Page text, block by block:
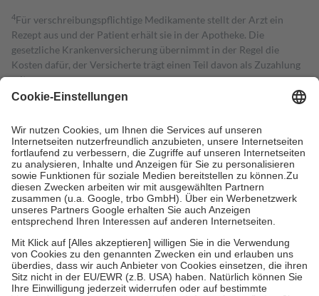
4Für verschreibungspflichtige Medikamente stellt der Arzt ein
Rezept aus und der Patient erhält sie in der Apotheke. Die
gesetzliche Krankenversicherung übernimmt in der Regel die
Kosten dafür, der Versicherte trägt einen Teil davon als Zuzahlung
mit.
Grundsätzlich leisten Mitglieder Zuzahlungen in Höhe von zehn
höchstens zehn Euro.
Es sind jedoch nie mehr als die tatsächlichen
Kosten der Leistung zu entrichten.
Diese Regeln gelten grundsätzlich auch für Online-Apotheken.
Bei Heilmitteln und häuslicher Krankenpflege beträgt die
Zuzahlung zehn Prozent der Kosten sowie zehn Euro je
Verordnung.
Um das Engagement der Versicherten für ihre eigene Gesundheit zu
stärken und die besondere Stellung der Familie zu unterstützen,
fallenkeine Zuzahlungenan bei:
• Kindern und Jugendlichen bis zum vollendeten 18. Lebensjahr
mit Ausnahme der Fahrkosten
• Untersuchungen zur Vorsorge und Früherkennung, die von der